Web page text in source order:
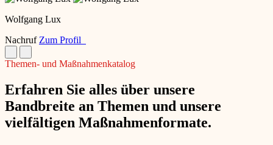
Wolfgang Lux
Nachruf Zum Profil
Themen- und Maßnahmenkatalog
Erfahren Sie alles über unsere
Bandbreite an Themen und unsere
vielfältigen Maßnahmenformate.